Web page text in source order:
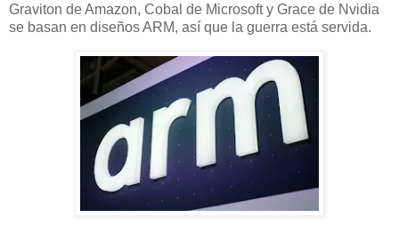
Graviton de Amazon, Cobal de Microsoft y Grace de Nvidia
se basan en diseños ARM, así que la guerra está servida.